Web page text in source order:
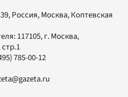
Россия, Москва, Коптевская
117105, г. Москва,
785-00-12